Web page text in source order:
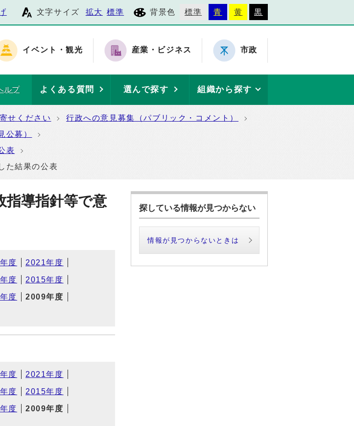
文字サイズ 拡大 標準 背景色 標準 青 黄 黒
イベント・観光 産業・ビジネス 市政
ルプ よくある質問 選んで探す 組織から探す
せください
行政への意見募集（パブリック・コメント）
公募）
表
た結果の公表
導指針等で意
度 2021年度
度 2015年度
度 2009年度
度 2021年度
度 2015年度
度 2009年度
探している情報が見つからない
情報が見つからないときは